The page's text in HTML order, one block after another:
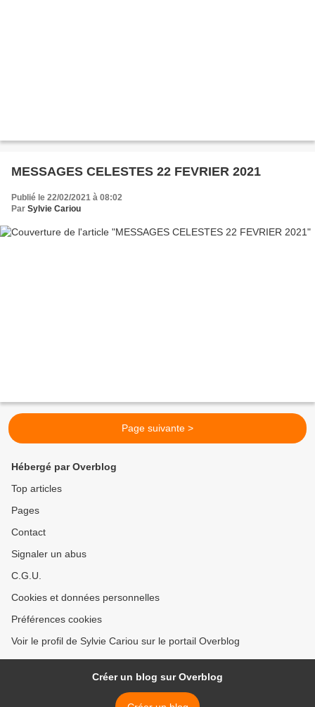
MESSAGES CELESTES 22 FEVRIER 2021
Publié le 22/02/2021 à 08:02
Par Sylvie Cariou
Page suivante >
Hébergé par Overblog
Top articles
Pages
Contact
Signaler un abus
C.G.U.
Cookies et données personnelles
Préférences cookies
Voir le profil de Sylvie Cariou sur le portail Overblog
Créer un blog sur Overblog